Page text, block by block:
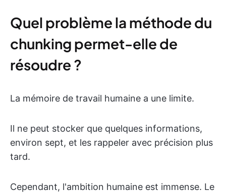
Quel problème la méthode du
chunking permet-elle de
résoudre ?
La mémoire de travail humaine a une limite.
Il ne peut stocker que quelques informations,
environ sept, et les rappeler avec précision plus
tard.
Cependant, l'ambition humaine est immense. Le